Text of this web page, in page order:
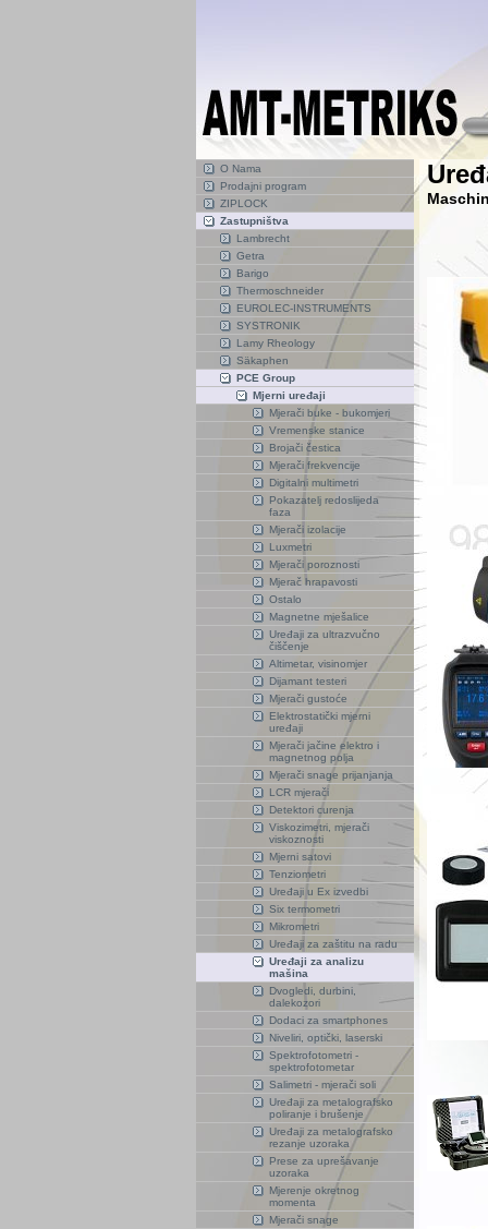
O Nama
Prodajni program
ZIPLOCK
Zastupništva
Lambrecht
Getra
Barigo
Thermoschneider
EUROLEC-INSTRUMENTS
SYSTRONIK
Lamy Rheology
Säkaphen
PCE Group
Mjerni uređaji
Mjerači buke - bukomjeri
Vremenske stanice
Brojači čestica
Mjerači frekvencije
Digitalni multimetri
Pokazatelj redoslijeda
faza
Mjerači izolacije
Luxmetri
Mjerači poroznosti
Mjerač hrapavosti
Ostalo
Magnetne mješalice
Uređaji za ultrazvučno
čiščenje
Altimetar, visinomjer
Dijamant testeri
Mjerači gustoće
Elektrostatički mjerni
uređaji
Mjerači jačine elektro i
magnetnog polja
Mjerači snage prijanjanja
LCR mjerači
Detektori curenja
Viskozimetri, mjerači
viskoznosti
Mjerni satovi
Tenziometri
Uređaji u Ex izvedbi
Six termometri
Mikrometri
Uređaji za zaštitu na radu
Uređaji za analizu
mašina
Dvogledi, durbini,
dalekozori
Dodaci za smartphones
Niveliri, optički, laserski
Spektrofotometri -
spektrofotometar
Salimetri - mjerači soli
Uređaji za metalografsko
poliranje i brušenje
Uređaji za metalografsko
rezanje uzoraka
Prese za uprešavanje
uzoraka
Mjerenje okretnog
momenta
Mjerači snage